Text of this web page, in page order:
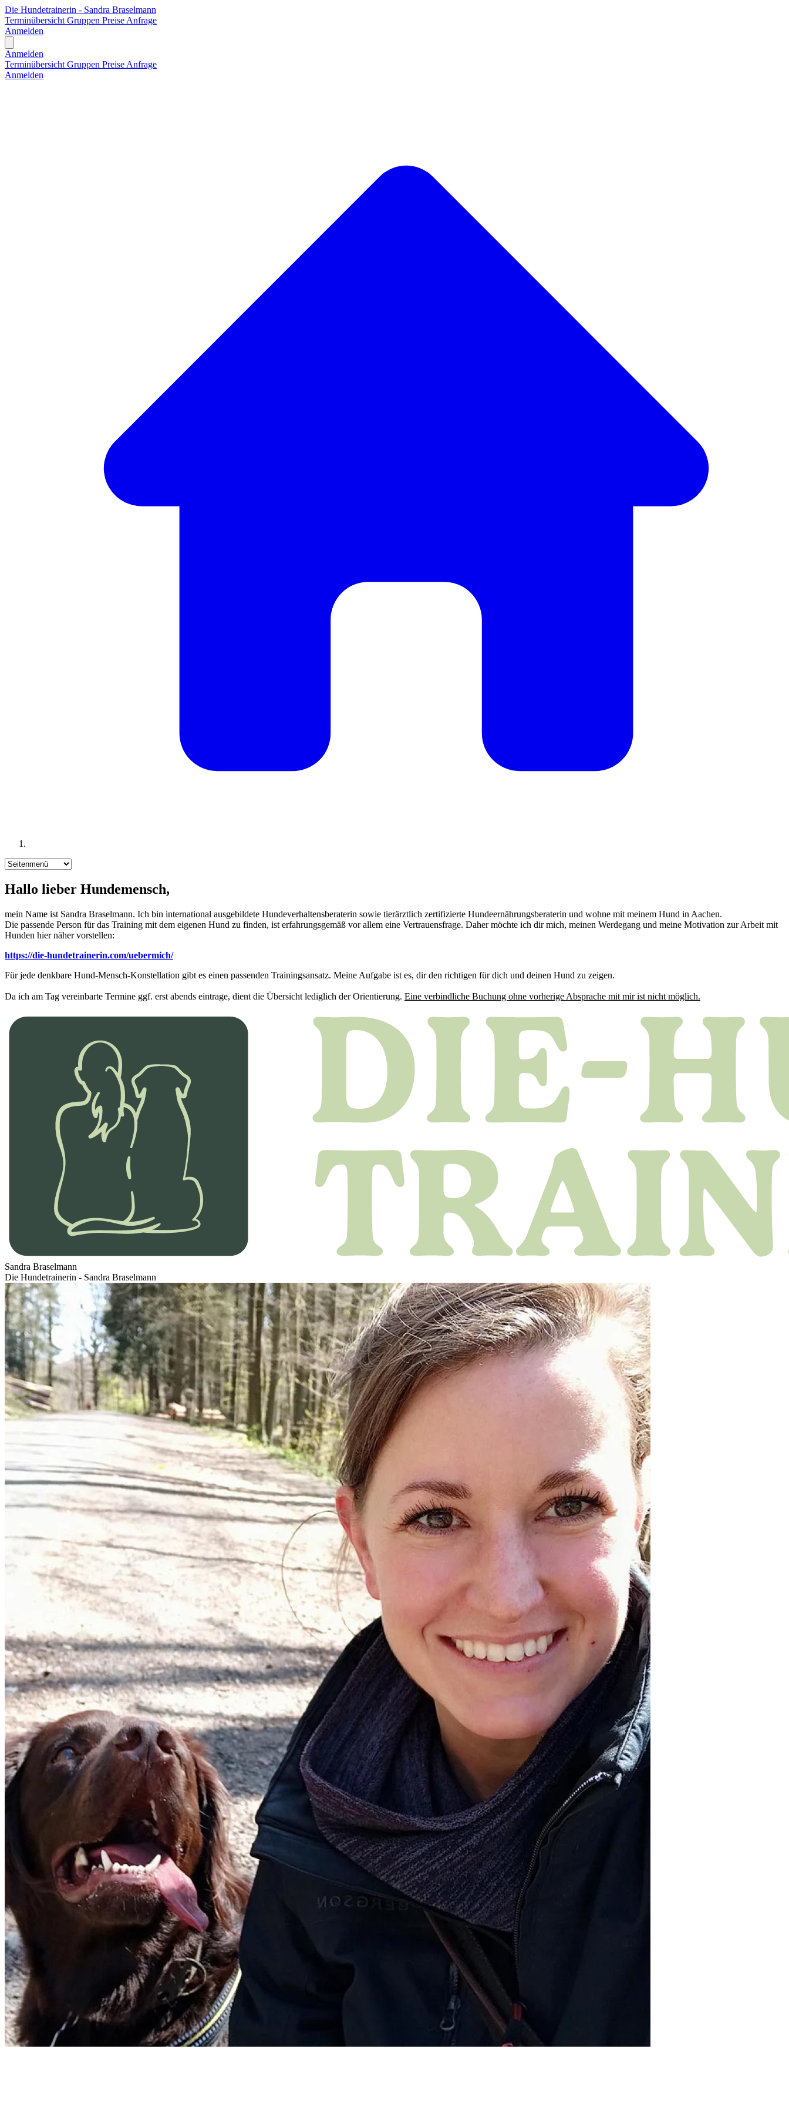
Die Hundetrainerin - Sandra Braselmann
Terminübersicht Gruppen Preise Anfrage
Anmelden
Anmelden
Terminübersicht Gruppen Preise Anfrage
Anmelden
Hallo lieber Hundemensch,
mein Name ist Sandra Braselmann. Ich bin international ausgebildete Hundeverhaltensberaterin sowie tierärztlich zertifizierte Hundeernährungsberaterin und wohne mit meinem Hund in Aachen.
Die passende Person für das Training mit dem eigenen Hund zu finden, ist erfahrungsgemäß vor allem eine Vertrauensfrage. Daher möchte ich dir mich, meinen Werdegang und meine Motivation zur Arbeit mit
Hunden hier näher vorstellen:
https://die-hundetrainerin.com/uebermich/
Für jede denkbare Hund-Mensch-Konstellation gibt es einen passenden Trainingsansatz. Meine Aufgabe ist es, dir den richtigen für dich und deinen Hund zu zeigen.
Da ich am Tag vereinbarte Termine ggf. erst abends eintrage, dient die Übersicht lediglich der Orientierung. Eine verbindliche Buchung ohne vorherige Absprache mit mir ist nicht möglich.
Sandra Braselmann
Die Hundetrainerin - Sandra Braselmann